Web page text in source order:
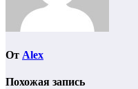
От Alex
Похожая запись